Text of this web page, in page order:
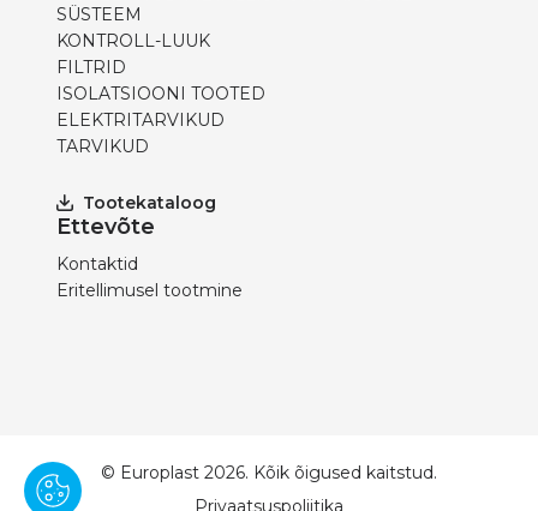
SÜSTEEM
KONTROLL-LUUK
FILTRID
ISOLATSIOONI TOOTED
ELEKTRITARVIKUD
TARVIKUD
Tootekataloog
Ettevõte
Kontaktid
Eritellimusel tootmine
© Europlast 2026. Kõik õigused kaitstud.
Privaatsuspoliitika